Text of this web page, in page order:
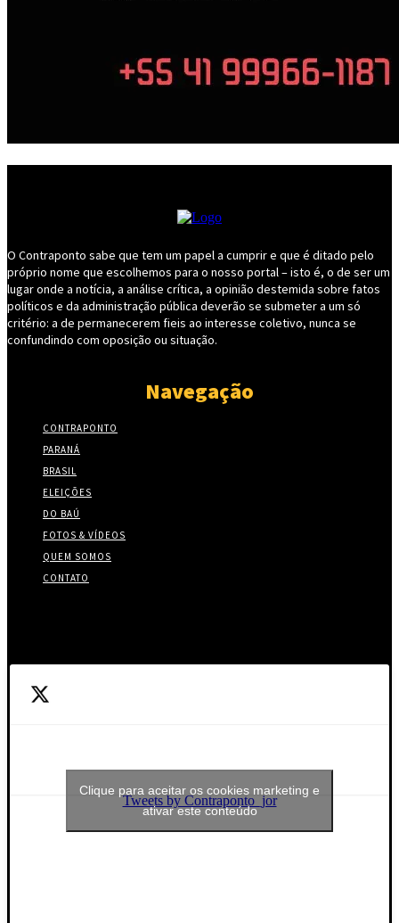
O Contraponto sabe que tem um papel a cumprir e que é ditado pelo
próprio nome que escolhemos para o nosso portal – isto é, o de ser um
lugar onde a notícia, a análise crítica, a opinião destemida sobre fatos
políticos e da administração pública deverão se submeter a um só
critério: a de permanecerem fieis ao interesse coletivo, nunca se
confundindo com oposição ou situação.
Navegação
CONTRAPONTO
PARANÁ
BRASIL
ELEIÇÕES
DO BAÚ
FOTOS & VÍDEOS
QUEM SOMOS
CONTATO
Tweets by Contraponto_jor
Clique para aceitar os cookies marketing e
ativar este conteúdo